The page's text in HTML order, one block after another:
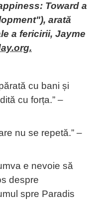
Toward a
arată
a fericirii, Jayme
cu bani și
cu forța.” –
nu se repetă.” –
e nevoie să
despre
spre Paradis